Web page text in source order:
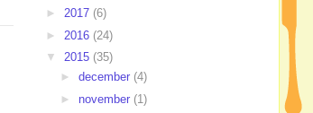
► 2017 (6)
► 2016 (24)
▼ 2015 (35)
► december (4)
► november (1)